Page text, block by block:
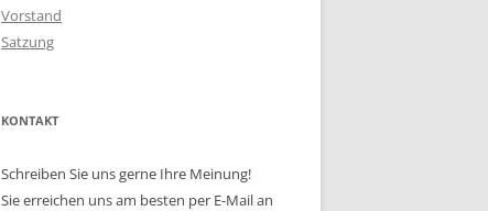
Vorstand
Satzung
KONTAKT
Schreiben Sie uns gerne Ihre Meinung!
Sie erreichen uns am besten per E-Mail an